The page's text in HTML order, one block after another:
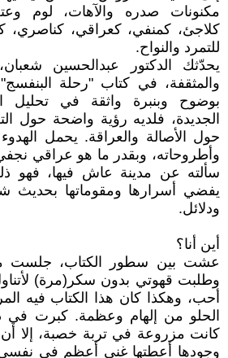
مكنونات صدره والآهات، لوم
كلاجئ، كمنفي، كعراقي، كناصري،
للتمرد والنواح.
يحدّثك الدكتور عبدالحسين
والمثقفة، في كتاب "رحلة
بوضوح وبنبرة واثقة في تحليل
الجديدة، فلديه رؤية واضحة حول
حول الأصالة والعراقة. يحمل
وأطروحاته، وبقدر ما هو عراقي
سألته عن مدينة عاش فيها، فهو
يفضي أسرارها ومقوماتها
ودلائل.
أين أنا؟
عشت بين سطور الكتاب، جلست
وطلبت قهوتي بدون سكر(مرة)
أحب، وهكذا كان هذا الكتاب فيه
الحلو من إلهام وعظمة. كبرت في
كانت مزروعة في تربة خصبة، إلا أن
وجودها أعطتها غنى أعظم في نفسي